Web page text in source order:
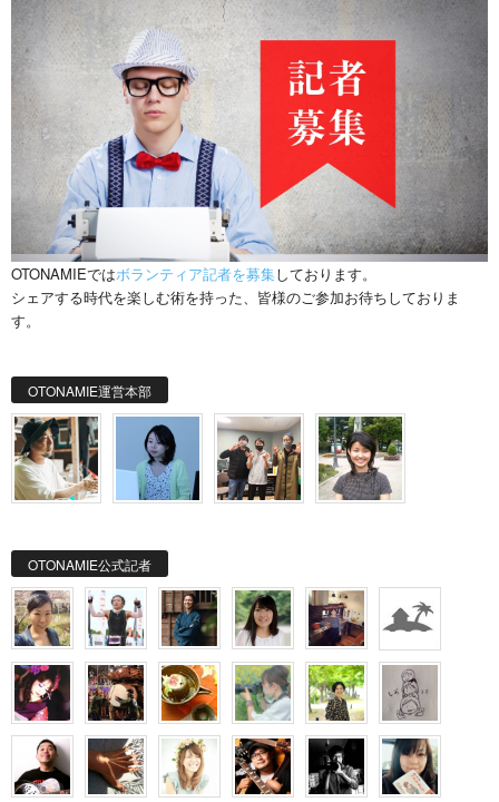
OTONAMIEではボランティア記者を募集しております。
シェアする時代を楽しむ術を持った、皆様のご参加お待ちしておりま
す。
OTONAMIE運営本部
OTONAMIE公式記者